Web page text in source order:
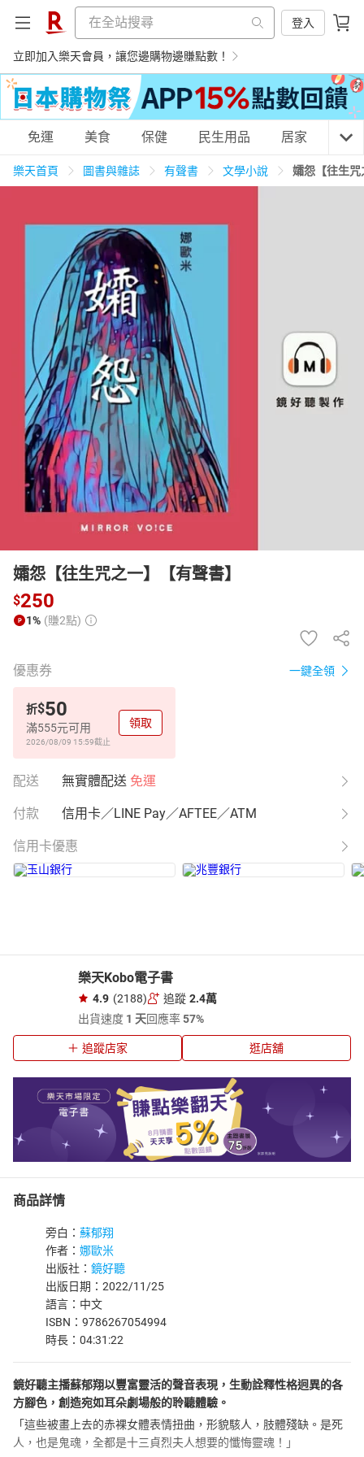
登入
立即加入樂天會員，讓您邊購物邊賺點數！
購物網分類
居家生活 3C家電
女裝 男裝 情趣用品
日本購物 電子/紙本書
免運 美食 保健 民生用品 居家 3C
樂天首頁 圖書與雜誌 有聲書 文學小說 孀怨【往生
孀怨【往生咒之一】【有聲書】
$250
1% (賺2點)
優惠券 一鍵全領
折$50
滿555元可用
2026/08/09 15:59截止
領取
配送 無實體配送 免運
付款 信用卡／LINE Pay／AFTEE／ATM
信用卡優惠
樂天Kobo電子書
4.9 (2188) 追蹤 2.4萬
出貨速度 1 天回應率57%
追蹤店家 逛店舖
商品詳情
旁白： 蘇郁翔
作者： 娜歐米
出版社： 鏡好聽
出版日期：2022/11/25
語言：中文
ISBN：9786267054994
時長：04:31:22
鏡好聽主播蘇郁翔以豐富靈活的聲音表現，生動詮釋性格迥異的各
方腳色，創造宛如耳朵劇場般的聆聽體驗。
「這些被畫上去的赤裸女體表情扭曲，形貌駭人，肢體殘缺。是死
人，也是鬼魂，全都是十三貞烈夫人想要的懺悔靈魂！」